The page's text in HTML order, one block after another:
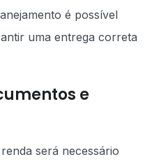
é possível
uma entrega correta
e
será necessário